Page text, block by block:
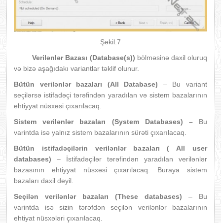
Şəkil.7
Verilənlər Bazası (Database(s)) bölməsinə daxil oluruq
və bizə aşağıdakı variantlar təklif olunur.
Bütün verilənlər bazaları (All Database) – Bu variant
seçilərsə istifadəçi tərəfindən yaradılan və sistem bazalarının
ehtiyyat nüsxəsi çıxarılacaq.
Sistem verilənlər bazaları (System Databases) – Bu
varintda isə yalnız sistem bazalarının sürəti çıxarılacaq.
Bütün istifadəçilərin verilənlər bazaları ( All user
databases) – İstifadəçilər tərəfindən yaradılan verilənlər
bazasının ehtiyyat nüsxəsi çıxarılacaq. Buraya sistem
bazaları daxil deyil.
Seçilən verilənlər bazaları (These databases) – Bu
varintda isə sizin tərəfdən seçilən verilənlər bazalarının
ehtiyat nüsxələri çıxarılacaq.